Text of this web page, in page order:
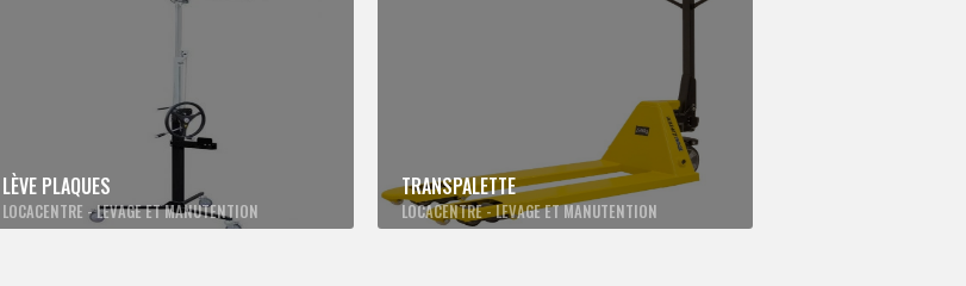
LÈVE PLAQUES
LOCACENTRE - LEVAGE ET MANUTENTION
TRANSPALETTE
LOCACENTRE - LEVAGE ET MANUTENTION